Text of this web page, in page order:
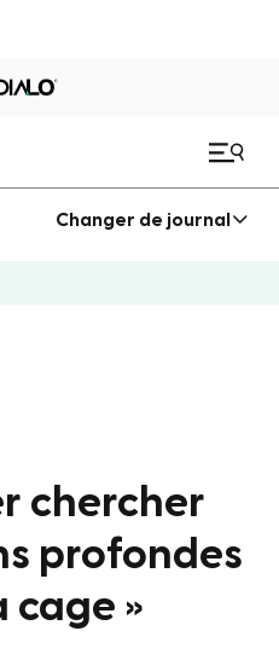
Changer de journal
chercher
profondes
cage »